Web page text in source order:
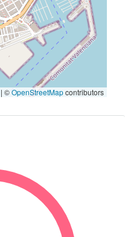
| ©OpenStreetMapcontributors